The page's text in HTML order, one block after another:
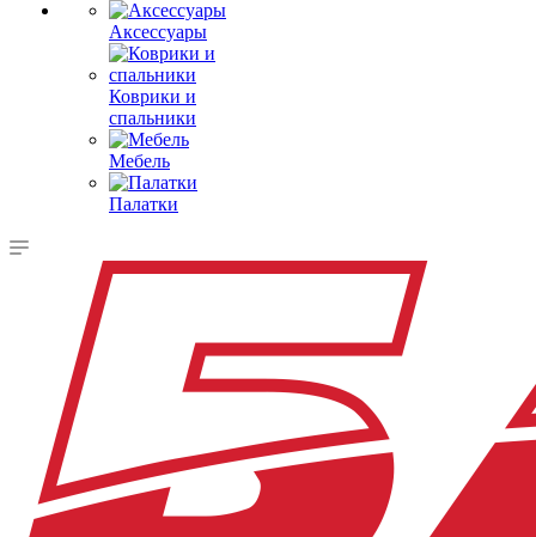
Аксессуары
Коврики и
спальники
Мебель
Палатки